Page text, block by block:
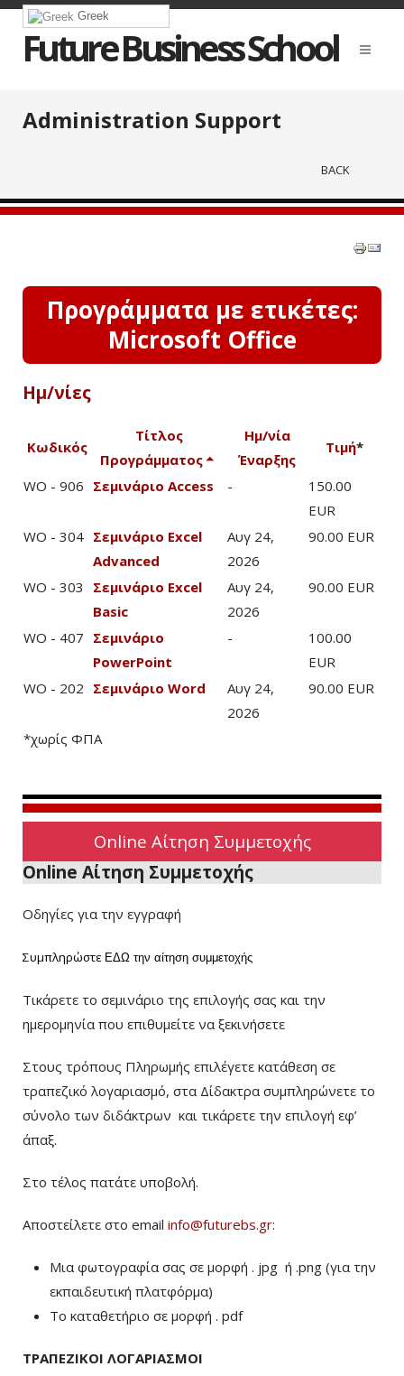
Greek
Future Business School
Administration Support
BACK
Προγράμματα με ετικέτες:
Microsoft Office
Ημ/νίες
Κωδικός
Τίτλος
Προγράμματος
Ημ/νία
Έναρξης
Τιμή*
WO - 906 Σεμινάριο Access -
150.00
EUR
WO - 304 Σεμινάριο Excel
Advanced
Αυγ 24,
2026
90.00 EUR
WO - 303
Σεμινάριο Excel
Basic
Αυγ 24,
2026
90.00 EUR
WO - 407 Σεμινάριο
PowerPoint
-
100.00
EUR
WO - 202 Σεμινάριο Word
Αυγ 24,
2026
90.00 EUR
*χωρίς ΦΠΑ
Online Αίτηση Συμμετοχής
Online Αίτηση Συμμετοχής
Οδηγίες για την εγγραφή
Συμπληρώστε ΕΔΩ την αίτηση συμμετοχής
Τικάρετε το σεμινάριο της επιλογής σας και την
ημερομηνία που επιθυμείτε να ξεκινήσετε
Στους τρόπους Πληρωμής επιλέγετε κατάθεση σε
τραπεζικό λογαριασμό, στα Δίδακτρα συμπληρώνετε το
σύνολο των διδάκτρων και τικάρετε την επιλογή εφ’
άπαξ.
Στο τέλος πατάτε υποβολή.
Αποστείλετε στο email info@futurebs.gr:
Μια φωτογραφία σας σε μορφή . jpg ή .png (για την
εκπαιδευτική πλατφόρμα)
To καταθετήριο σε μορφή . pdf
ΤΡΑΠΕΖΙΚΟΙ ΛΟΓΑΡΙΑΣΜΟΙ